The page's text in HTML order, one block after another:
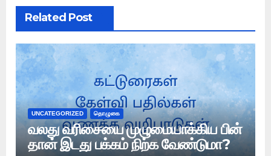
Related Post
UNCATEGORIZED தொழுகை
வலது வரிசையை முழுமையாக்கிய பின்
தான் இடது பக்கம் நிற்க வேண்டுமா?